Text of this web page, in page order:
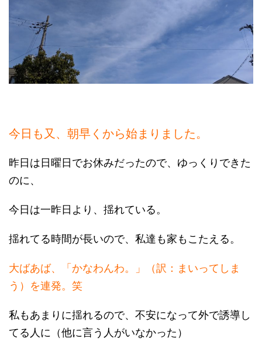
今日も又、朝早くから始まりました。
昨日は日曜日でお休みだったので、ゆっくりできた
のに、
今日は一昨日より、揺れている。
揺れてる時間が長いので、私達も家もこたえる。
大ばあば、「かなわんわ。」（訳：まいってしま
う）を連発。笑
私もあまりに揺れるので、不安になって外で誘導し
てる人に（他に言う人がいなかった）